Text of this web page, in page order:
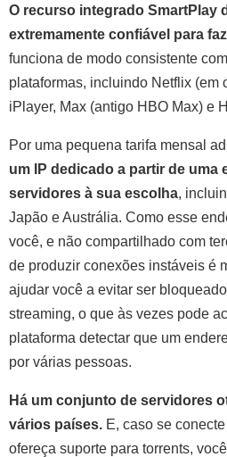
O recurso integrado SmartPlay
extremamente confiável para
funciona de modo consistente
plataformas, incluindo Netflix (em
iPlayer, Max (antigo HBO Max) e
Por uma pequena tarifa mensal
um IP dedicado a partir de uma
servidores à sua escolha,
Japão e Austrália. Como esse
você, e não compartilhado com
de produzir conexões instáveis é
ajudar você a evitar ser
streaming, o que às vezes pode
plataforma detectar que um
por várias pessoas.
Há um conjunto de servidores
vários países. E, caso se
ofereça suporte para torrents,